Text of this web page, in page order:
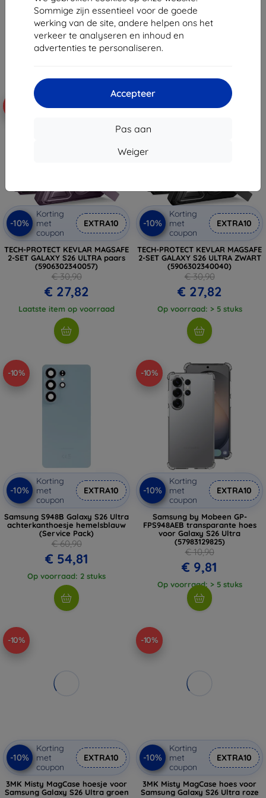
Sommige zijn essentieel voor de goede
werking van de site, andere helpen ons het
verkeer te analyseren en inhoud en
advertenties te personaliseren.
Accepteer
Pas aan
Weiger
€ 30,90
€ 27,82
Op voorraad: 2 stuks
€ 30,90
€ 27,82
Laatste item op voorraad
-10%
Korting
met
coupon
EXTRA10
TECH-PROTECT KEVLAR MAGSAFE
2-SET GALAXY S26 ULTRA paars
(5906302340057)
€ 30,90
€ 27,82
Laatste item op voorraad
-10%
-10%
Korting
met
coupon
EXTRA10
TECH-PROTECT KEVLAR MAGSAFE
2-SET GALAXY S26 ULTRA ZWART
(5906302340040)
€ 30,90
€ 27,82
Op voorraad: > 5 stuks
-10%
-10%
Korting
met
coupon
EXTRA10
Samsung S948B Galaxy S26 Ultra
achterkanthoesje hemelsblauw
(Service Pack)
€ 60,90
€ 54,81
Op voorraad: 2 stuks
-10%
-10%
Korting
met
coupon
EXTRA10
Samsung by Mobeen GP-
FPS948AEB transparante hoes
voor Galaxy S26 Ultra
(57983129825)
€ 10,90
€ 9,81
Op voorraad: > 5 stuks
-10%
-10%
Korting
met
coupon
EXTRA10
3MK Misty MagCase hoesje voor
Samsung Galaxy S26 Ultra groen
-10%
-10%
Korting
met
coupon
EXTRA10
3MK Misty MagCase hoes voor
Samsung Galaxy S26 Ultra roze